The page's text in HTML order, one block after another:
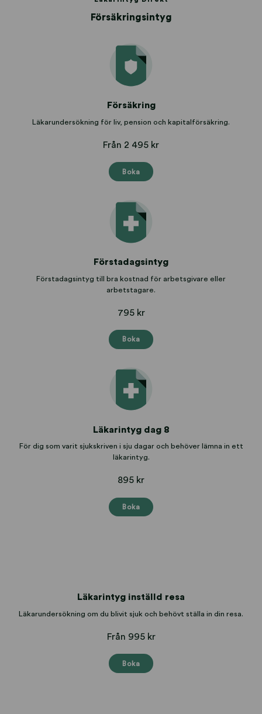
Försäkringsintyg
Försäkring
Läkarundersökning för liv, pension och kapitalförsäkring.
Från 2 495 kr
Boka
Förstadagsintyg
Förstadagsintyg till bra kostnad för arbetsgivare eller
arbetstagare.
795 kr
Boka
Läkarintyg dag 8
För dig som varit sjukskriven i sju dagar och behöver lämna in ett
läkarintyg.
895 kr
Boka
Läkarintyg inställd resa
Läkarundersökning om du blivit sjuk och behövt ställa in din resa.
Från 995 kr
Boka